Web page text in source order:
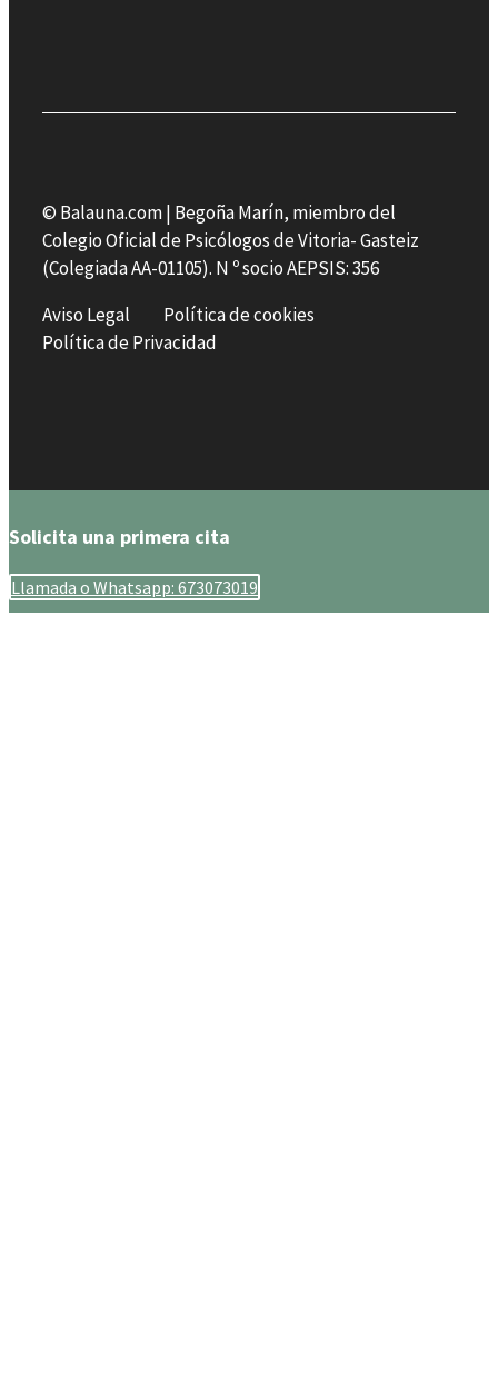
© Balauna.com | Begoña Marín, miembro del
Colegio Oficial de Psicólogos de Vitoria- Gasteiz
(Colegiada AA-01105). N º socio AEPSIS: 356
Aviso Legal
Política de cookies
Política de Privacidad
Solicita una primera cita
Llamada o Whatsapp: 673073019